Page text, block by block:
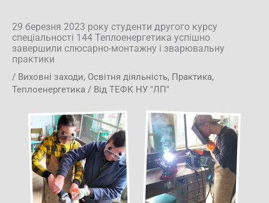
29 березня 2023 року студенти другого курсу
спеціальності 144 Теплоенергетика успішно
завершили слюсарно-монтажну і зварювальну
практики
/ Виховні заходи, Освітня діяльність, Практика,
Теплоенергетика / Від ТЕФК НУ "ЛП"